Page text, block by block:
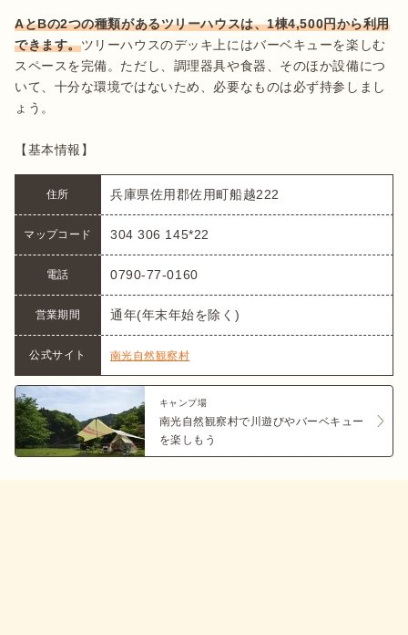
AとBの2つの種類があるツリーハウスは、1棟4,500円から利用
できます。ツリーハウスのデッキ上にはバーベキューを楽しむ
スペースを完備。ただし、調理器具や食器、そのほか設備につ
いて、十分な環境ではないため、必要なものは必ず持参しまし
ょう。
【基本情報】
住所 兵庫県佐用郡佐用町船越222
マップコード 304 306 145*22
電話 0790-77-0160
営業期間 通年(年末年始を除く)
公式サイト 南光自然観察村
キャンプ場
南光自然観察村で川遊びやバーベキュー
を楽しもう